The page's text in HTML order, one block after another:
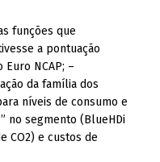
funções que
a pontuação
NCAP; –
da família dos
níveis de consumo e
no segmento (BlueHDi
CO2) e custos de